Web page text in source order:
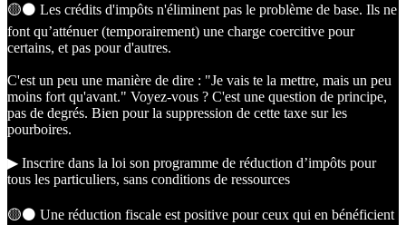
🟡⚫️ Les crédits d'impôts n'éliminent pas le problème de base. Ils ne
font qu’atténuer (temporairement) une charge coercitive pour
certains, et pas pour d'autres.
C'est un peu une manière de dire : "Je vais te la mettre, mais un peu
moins fort qu'avant." Voyez-vous ? C'est une question de principe,
pas de degrés. Bien pour la suppression de cette taxe sur les
pourboires.
▶︎ Inscrire dans la loi son programme de réduction d’impôts pour
tous les particuliers, sans conditions de ressources
🟡⚫️ Une réduction fiscale est positive pour ceux qui en bénéficient